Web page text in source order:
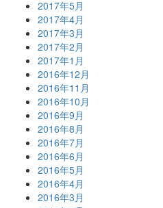
2017年5月
2017年4月
2017年3月
2017年2月
2017年1月
2016年12月
2016年11月
2016年10月
2016年9月
2016年8月
2016年7月
2016年6月
2016年5月
2016年4月
2016年3月